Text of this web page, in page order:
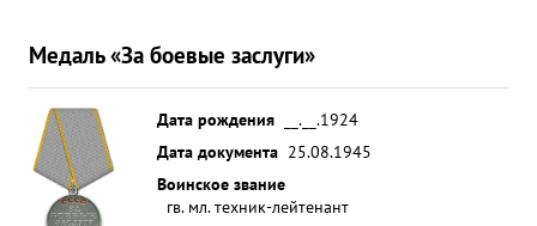
Медаль «За боевые заслуги»
Дата рождения
__.__.1924
Дата документа 25.08.1945
Воинское звание
гв. мл. техник-лейтенант